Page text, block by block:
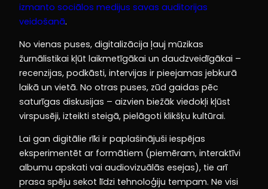
izmanto sociālos medijus savas auditorijas
veidošanā.
No vienas puses, digitalizācija ļauj mūzikas
žurnālistikai kļūt laikmetīgākai un daudzveidīgākai –
recenzijas, podkāsti, intervijas ir pieejamas jebkurā
laikā un vietā. No otras puses, zūd gaidas pēc
saturīgas diskusijas – aizvien biežāk viedokļi kļūst
virspusēji, izteikti steigā, pielāgoti klikšķu kultūrai.
Lai gan digitālie rīki ir paplašinājuši iespējas
eksperimentēt ar formātiem (piemēram, interaktīvi
albumu apskati vai audiovizuālās esejas), tie arī
prasa spēju sekot līdzi tehnoloģiju tempam. Ne visi